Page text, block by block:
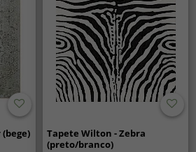
Tapete Wilton - Zebra
(preto/branco)